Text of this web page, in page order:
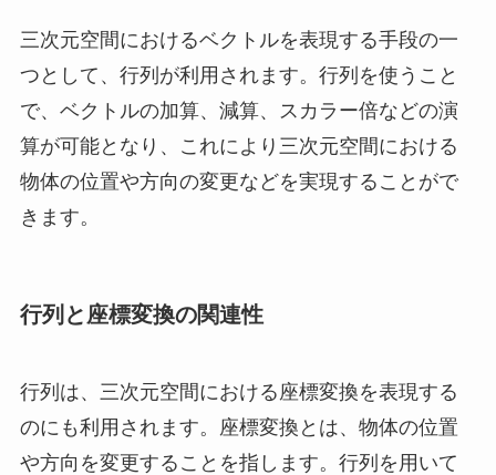
三次元空間におけるベクトルを表現する手段の一
つとして、行列が利用されます。行列を使うこと
で、ベクトルの加算、減算、スカラー倍などの演
算が可能となり、これにより三次元空間における
物体の位置や方向の変更などを実現することがで
きます。
行列と座標変換の関連性
行列は、三次元空間における座標変換を表現する
のにも利用されます。座標変換とは、物体の位置
や方向を変更することを指します。行列を用いて